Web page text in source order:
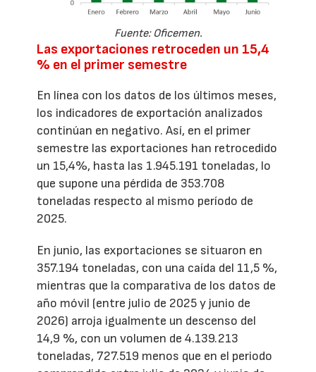
Fuente: Oficemen.
Las exportaciones retroceden un 15,4
% en el primer semestre
En línea con los datos de los últimos meses,
los indicadores de exportación analizados
continúan en negativo. Así, en el primer
semestre las exportaciones han retrocedido
un 15,4%, hasta las 1.945.191 toneladas, lo
que supone una pérdida de 353.708
toneladas respecto al mismo período de
2025.
En junio, las exportaciones se situaron en
357.194 toneladas, con una caída del 11,5 %,
mientras que la comparativa de los datos de
año móvil (entre julio de 2025 y junio de
2026) arroja igualmente un descenso del
14,9 %, con un volumen de 4.139.213
toneladas, 727.519 menos que en el periodo